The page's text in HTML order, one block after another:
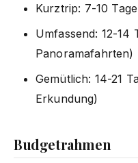
Kurztrip: 7-10
Umfassend: 12-14
Panoramafahrten)
Gemütlich: 14-21
Erkundung)
Budgetrahmen